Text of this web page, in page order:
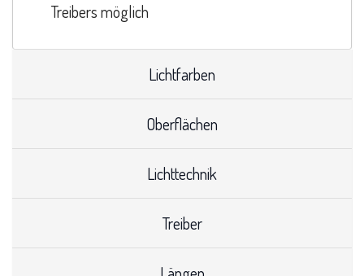
Treibers möglich
Lichtfarben
Oberflächen
Lichttechnik
Treiber